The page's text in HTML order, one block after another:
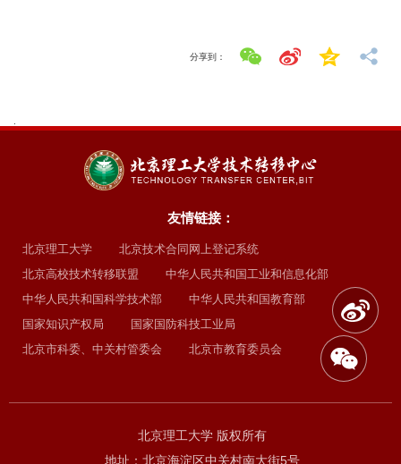
分享到：
.
友情链接：
北京理工大学
北京技术合同网上登记系统
北京高校技术转移联盟
中华人民共和国工业和信息化部
中华人民共和国科学技术部
中华人民共和国教育部
国家知识产权局
国家国防科技工业局
北京市科委、中关村管委会
北京市教育委员会
北京理工大学 版权所有
地址：北京海淀区中关村南大街5号